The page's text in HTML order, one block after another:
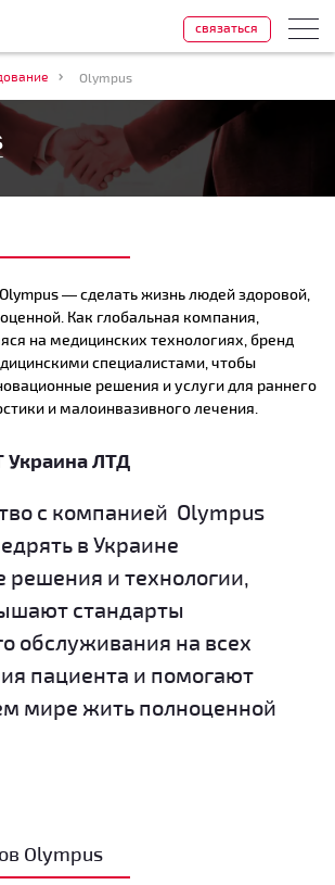
Olympus
связаться
— сделать жизнь людей здоровой,
Как глобальная компания,
на медицинских технологиях, бренд
специалистами, чтобы
решения и услуги для раннего
и малоинвазивного лечения.
Украина ЛТД
с компанией Olympus
в Украине
и технологии,
стандарты
обслуживания на всех
пациента и помогают
мире жить полноценной
Olympus